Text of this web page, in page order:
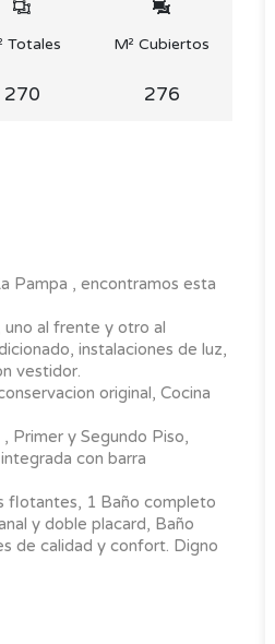
Totales
270
M² Cubiertos
276
Pampa , encontramos esta
al frente y otro al
instalaciones de luz,
vestidor.
original, Cocina
Primer y Segundo Piso,
con barra
flotantes, 1 Baño completo
y doble placard, Baño
de calidad y confort. Digno